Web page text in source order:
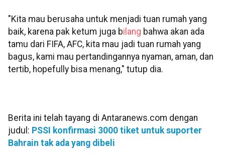
"Kita mau berusaha untuk menjadi tuan rumah yang
baik, karena pak ketum juga bilang bahwa akan ada
tamu dari FIFA, AFC, kita mau jadi tuan rumah yang
bagus, kami mau pertandingannya nyaman, aman, dan
tertib, hopefully bisa menang," tutup dia.
Berita ini telah tayang di Antaranews.com dengan
judul: PSSI konfirmasi 3000 tiket untuk suporter
Bahrain tak ada yang dibeli